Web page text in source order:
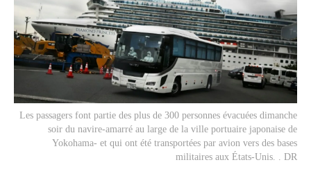
Les passagers font partie des plus de 300 personnes évacuées dimanche
soir du navire-amarré au large de la ville portuaire japonaise de
Yokohama- et qui ont été transportées par avion vers des bases
militaires aux États-Unis. . DR